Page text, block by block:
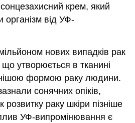
крем, який
організм від УФ-
нових випадків рак
утворюється в тканині
формою раку людини.
сонячних опіків,
раку шкіри пізніше
УФ-випромінювання є